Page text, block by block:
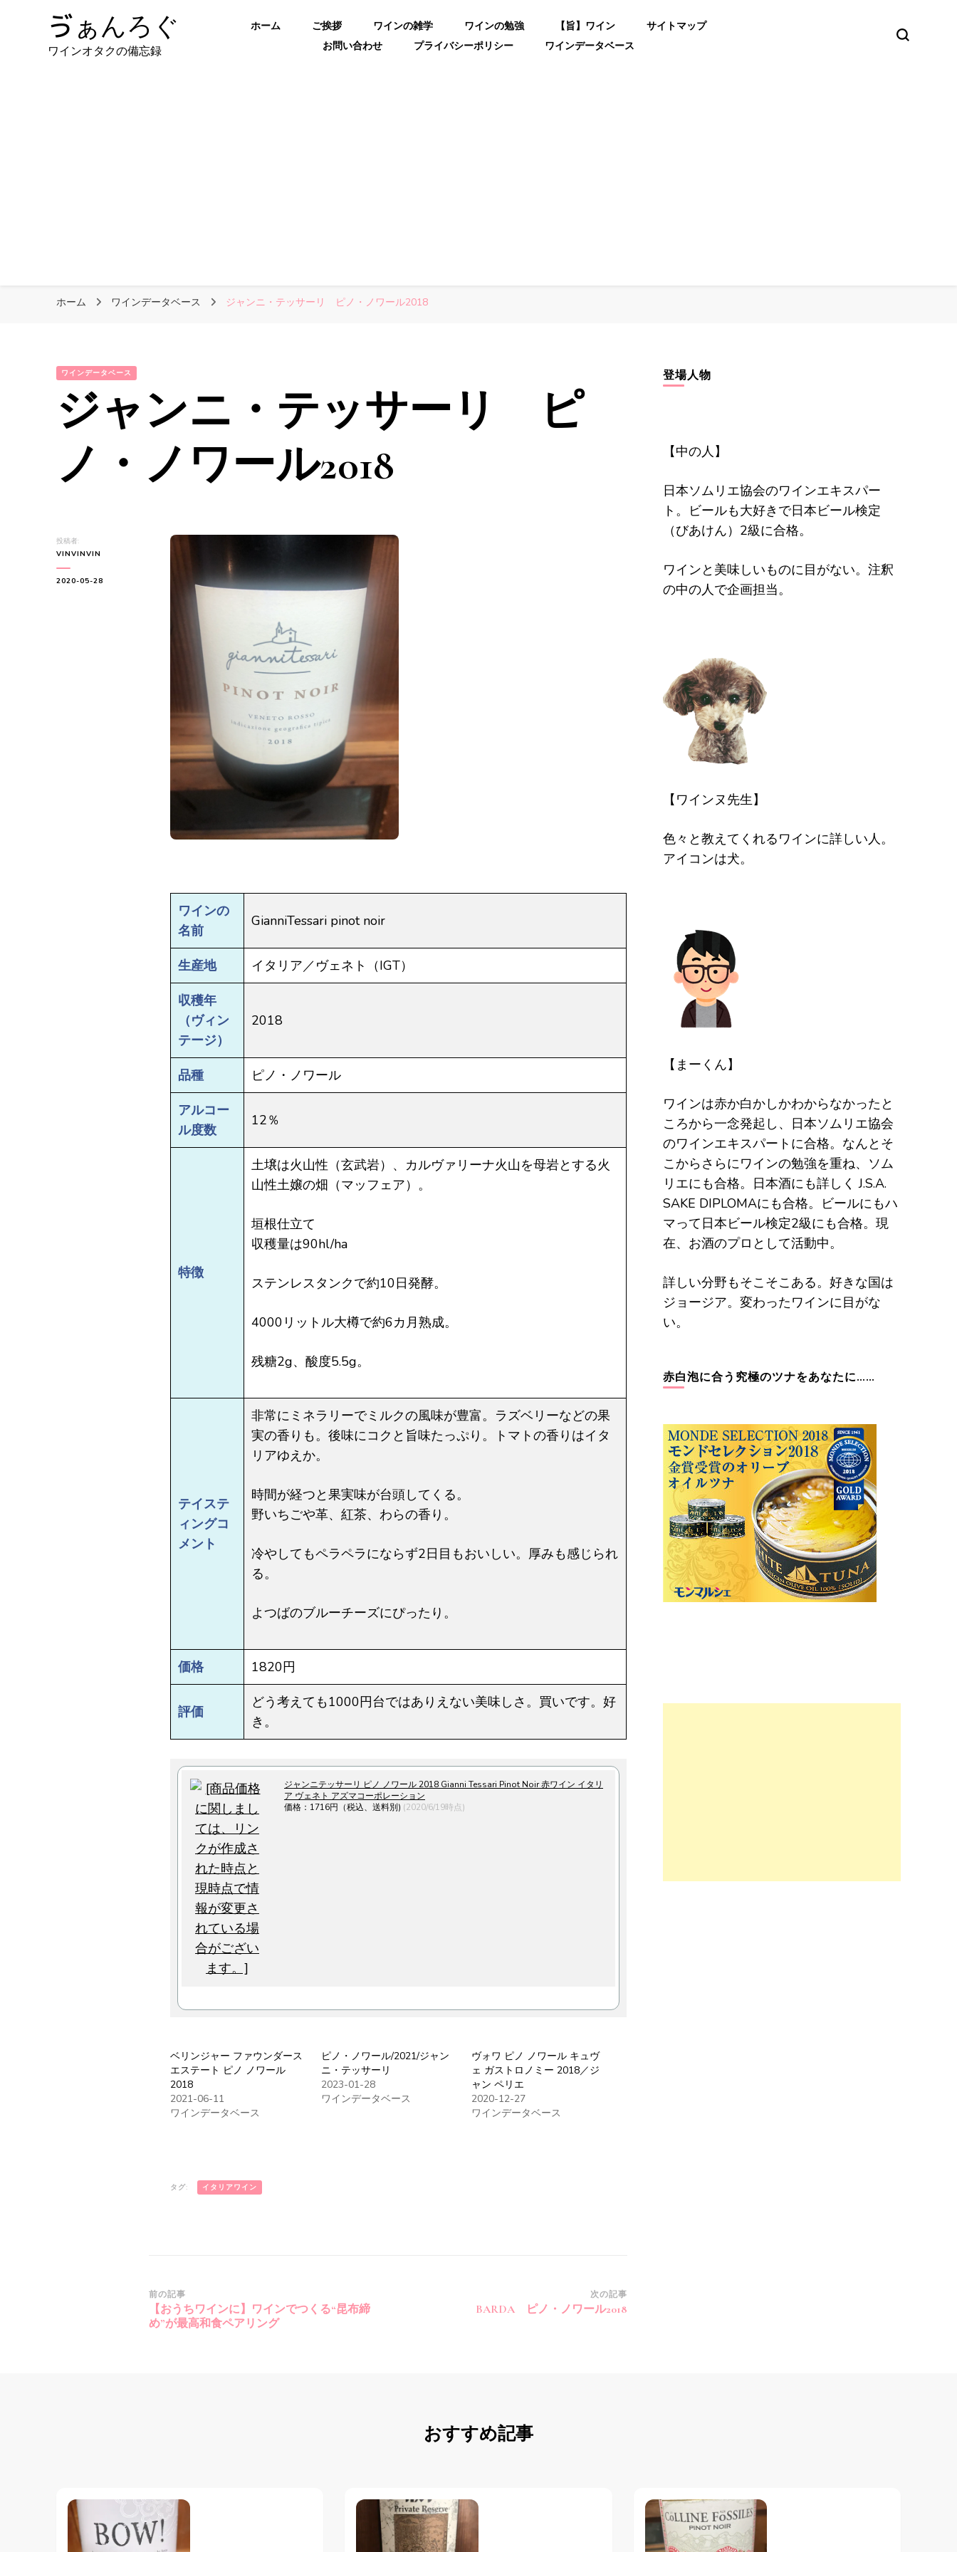
ゔぁんろぐ
ワインオタクの備忘録
ホーム ご挨拶 ワインの雑学 ワインの勉強 【旨】ワイン
サイトマップ
お問い合わせ
プライバシーポリシー ワインデータベース
ホーム ワインデータベース ジャンニ・テッサーリ ピノ・ノワール2018
ワインデータベース
ジャンニ・テッサーリ ピ
ノ・ノワール2018
投稿者:
VINVINVIN
2020-05-28
ワインの
名前
GianniTessari pinot noir
生産地 イタリア／ヴェネト（IGT）
収穫年
（ヴィン
テージ）
2018
品種 ピノ・ノワール
アルコー
ル度数
12％
特徴
土壌は火山性（玄武岩）、カルヴァリーナ火山を母岩とする火
山性土嬢の畑（マッフェア）。
垣根仕立て
収穫量は90hl/ha
ステンレスタンクで約10日発酵。
4000リットル大樽で約6カ月熟成。
残糖2g、酸度5.5g。
テイステ
ィングコ
メント
非常にミネラリーでミルクの風味が豊富。ラズベリーなどの果
実の香りも。後味にコクと旨味たっぷり。トマトの香りはイタ
リアゆえか。
時間が経つと果実味が台頭してくる。
野いちごや革、紅茶、わらの香り。
冷やしてもペラペラにならず2日目もおいしい。厚みも感じられ
る。
よつばのブルーチーズにぴったり。
価格 1820円
評価
どう考えても1000円台ではありえない美味しさ。買いです。好
き。
ジャンニテッサーリ ピノ ノワール 2018 Gianni Tessari Pinot Noir 赤ワイン イタリ
ア ヴェネト アズマコーポレーション
価格：1716円（税込、送料別) (2020/6/19時点)
ベリンジャー ファウンダース
エステート ピノ ノワール
2018
2021-06-11
ワインデータベース
ピノ・ノワール/2021/ジャン
ニ・テッサーリ
2023-01-28
ワインデータベース
ヴォワ ピノ ノワール キュヴ
ェ ガストロノミー 2018／ジ
ャン ペリエ
2020-12-27
ワインデータベース
タグ: イタリアワイン
投
稿
前の記事
【おうちワインに】ワインでつくる“昆布締
め”が最高和食ペアリング
次の記事
BARDA ピノ・ノワール2018
登場人物
【中の人】
日本ソムリエ協会のワインエキスパー
ト。ビールも大好きで日本ビール検定
（びあけん）2級に合格。
ワインと美味しいものに目がない。注釈
の中の人で企画担当。
【ワインヌ先生】
色々と教えてくれるワインに詳しい人。
アイコンは犬。
【まーくん】
ワインは赤か白かしかわからなかったと
ころから一念発起し、日本ソムリエ協会
のワインエキスパートに合格。なんとそ
こからさらにワインの勉強を重ね、ソム
リエにも合格。日本酒にも詳しく J.S.A.
SAKE DIPLOMAにも合格。ビールにもハ
マって日本ビール検定2級にも合格。現
在、お酒のプロとして活動中。
詳しい分野もそこそこある。好きな国は
ジョージア。変わったワインに目がな
い。
赤白泡に合う究極のツナをあなたに……
おすすめ記事